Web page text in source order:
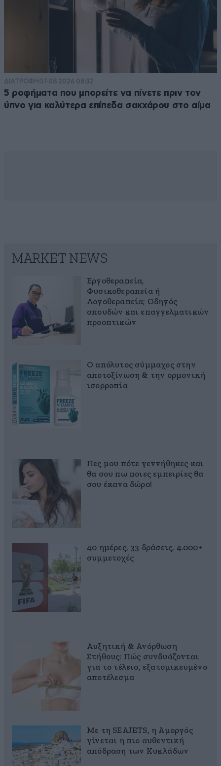
ΔΙΑΤΡΟΦΗ 07·08·2026 08:32
5 ροφήματα που μπορείτε να πίνετε πριν τον
ύπνο για καλύτερα επίπεδα σακχάρου στο αίμα
MARKET NEWS
Εργοθεραπεία,
Φυσικοθεραπεία ή
Λογοθεραπεία; Οδηγός
σπουδών και επαγγελματικών
προοπτικών
Ο απόλυτος σύμμαχος στην
αποτοξίνωση & την ορμονική
ισορροπία
Πες μου πότε γεννήθηκες και
θα σου πω ποιες εμπειρίες θα
σου έκανα δώρο!
40 ημέρες, 33 δράσεις, 4.000+
συμμετοχές
Αυξητική & Ανόρθωση
Στήθους: Πώς συνδυάζονται
για το τέλειο, εξατομικευμένο
αποτέλεσμα
Με τη SEAJETS, η Αμοργός
γίνεται η πιο αυθεντική
απόδραση των Κυκλάδων